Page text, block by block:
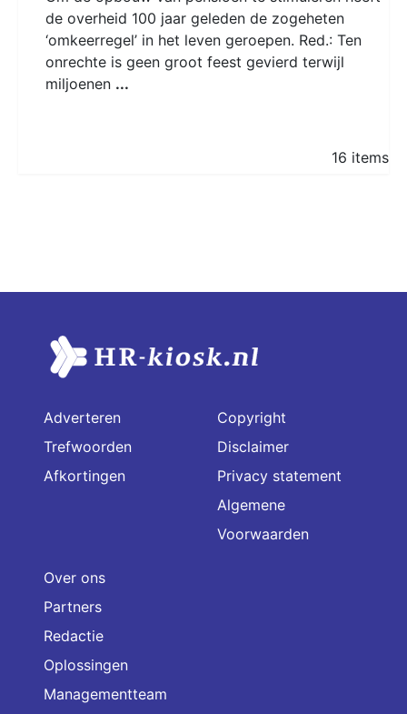
de overheid 100 jaar geleden de zogeheten
‘omkeerregel’ in het leven geroepen. Red.: Ten
onrechte is geen groot feest gevierd terwijl
miljoenen ...
16 items
Adverteren
Trefwoorden
Afkortingen
Copyright
Disclaimer
Privacy statement
Algemene
Voorwaarden
Over ons
Partners
Redactie
Oplossingen
Managementteam